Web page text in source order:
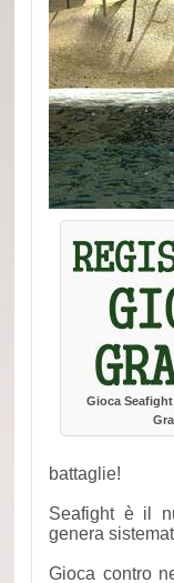
Gioca
battaglie!
Seafight è il
genera
Gioca contro